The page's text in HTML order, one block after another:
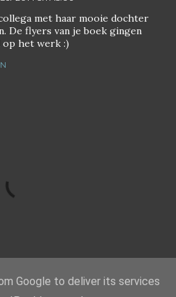
met haar mooie dochter
De flyers van je boek gingen
op het werk :)
Google to deliver its services